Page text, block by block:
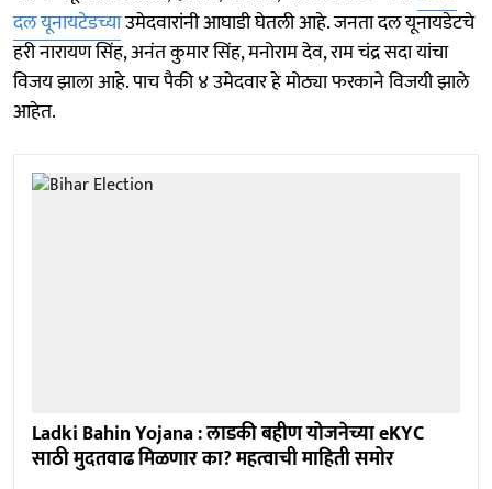
दल यूनायटेडच्याउमेदवारांनी आघाडी घेतली आहे. जनता दल यूनायडेटचे
हरी नारायण सिंह, अनंत कुमार सिंह, मनोराम देव, राम चंद्र सदा यांचा
विजय झाला आहे. पाच पैकी ४ उमेदवार हे मोठ्या फरकाने विजयी झाले
आहेत.
Ladki Bahin Yojana : लाडकी बहीण योजनेच्या eKYC
साठी मुदतवाढ मिळणार का? महत्वाची माहिती समोर